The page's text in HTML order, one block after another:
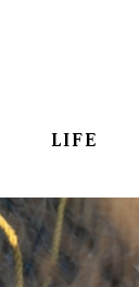
LIFE